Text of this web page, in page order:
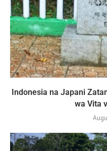
Indonesia na Japani
wa Vita